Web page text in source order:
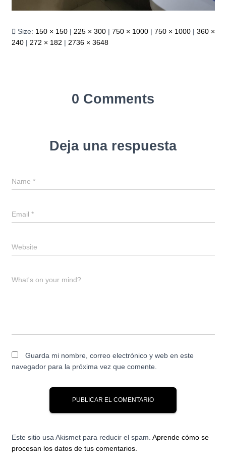
Size: 150 × 150 | 225 × 300 | 750 × 1000 | 750 × 1000 | 360 ×
240 | 272 × 182 | 2736 × 3648
0 Comments
Deja una respuesta
Name *
Email *
Website
What's on your mind?
Guarda mi nombre, correo electrónico y web en este
navegador para la próxima vez que comente.
Este sitio usa Akismet para reducir el spam. Aprende cómo se
procesan los datos de tus comentarios.